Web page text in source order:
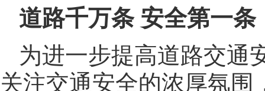
道路千万条 安全第一条
为进一步提高道路交通
关注交通安全的浓厚氛围